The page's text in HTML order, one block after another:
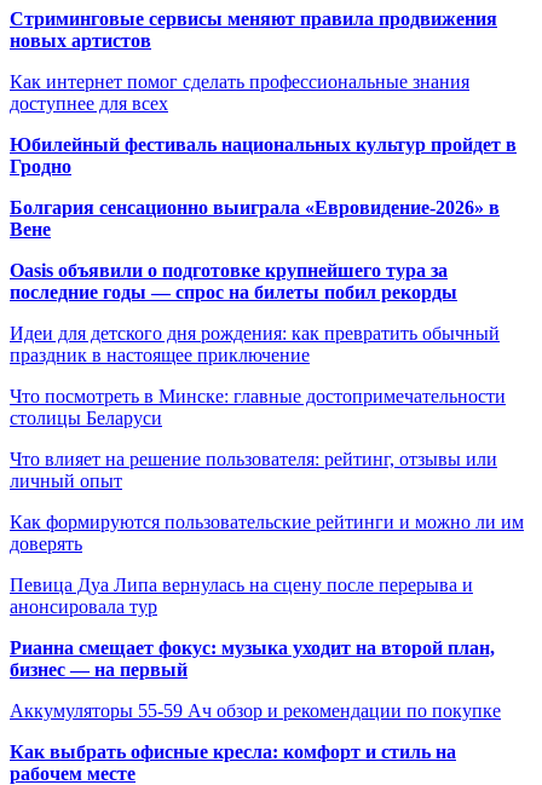
Стриминговые сервисы меняют правила продвижения
новых артистов
Как интернет помог сделать профессиональные знания
доступнее для всех
Юбилейный фестиваль национальных культур пройдет в
Гродно
Болгария сенсационно выиграла «Евровидение-2026» в
Вене
Oasis объявили о подготовке крупнейшего тура за
последние годы — спрос на билеты побил рекорды
Идеи для детского дня рождения: как превратить обычный
праздник в настоящее приключение
Что посмотреть в Минске: главные достопримечательности
столицы Беларуси
Что влияет на решение пользователя: рейтинг, отзывы или
личный опыт
Как формируются пользовательские рейтинги и можно ли им
доверять
Певица Дуа Липа вернулась на сцену после перерыва и
анонсировала тур
Рианна смещает фокус: музыка уходит на второй план,
бизнес — на первый
Аккумуляторы 55-59 Ач обзор и рекомендации по покупке
Как выбрать офисные кресла: комфорт и стиль на
рабочем месте